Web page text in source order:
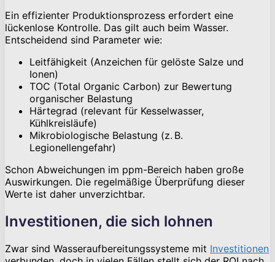
Ein effizienter Produktionsprozess erfordert eine
lückenlose Kontrolle. Das gilt auch beim Wasser.
Entscheidend sind Parameter wie:
Leitfähigkeit (Anzeichen für gelöste Salze und
Ionen)
TOC (Total Organic Carbon) zur Bewertung
organischer Belastung
Härtegrad (relevant für Kesselwasser,
Kühlkreisläufe)
Mikrobiologische Belastung (z. B.
Legionellengefahr)
Schon Abweichungen im ppm-Bereich haben große
Auswirkungen. Die regelmäßige Überprüfung dieser
Werte ist daher unverzichtbar.
Investitionen, die sich lohnen
Zwar sind Wasseraufbereitungssysteme mit Investitionen